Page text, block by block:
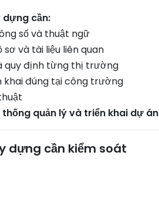
cần:
số và thuật ngữ
sơ và tài liệu liên quan
quy định từng thị trường
khai đúng tại công trường
quản lý và triển khai dự án
dựng cần kiểm soát